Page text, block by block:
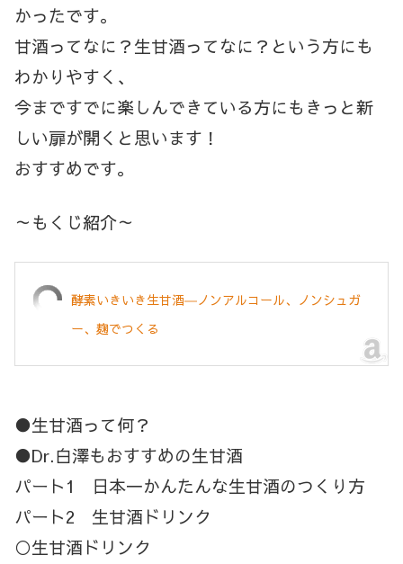
かったです。
甘酒ってなに？生甘酒ってなに？という方にも
わかりやすく、
今まですでに楽しんできている方にもきっと新
しい扉が開くと思います！
おすすめです。
～もくじ紹介～
酵素いきいき生甘酒―ノンアルコール、ノンシュガ
ー、麹でつくる
●生甘酒って何？
●Dr.白澤もおすすめの生甘酒
パート1 日本一かんたんな生甘酒のつくり方
パート2 生甘酒ドリンク
○生甘酒ドリンク